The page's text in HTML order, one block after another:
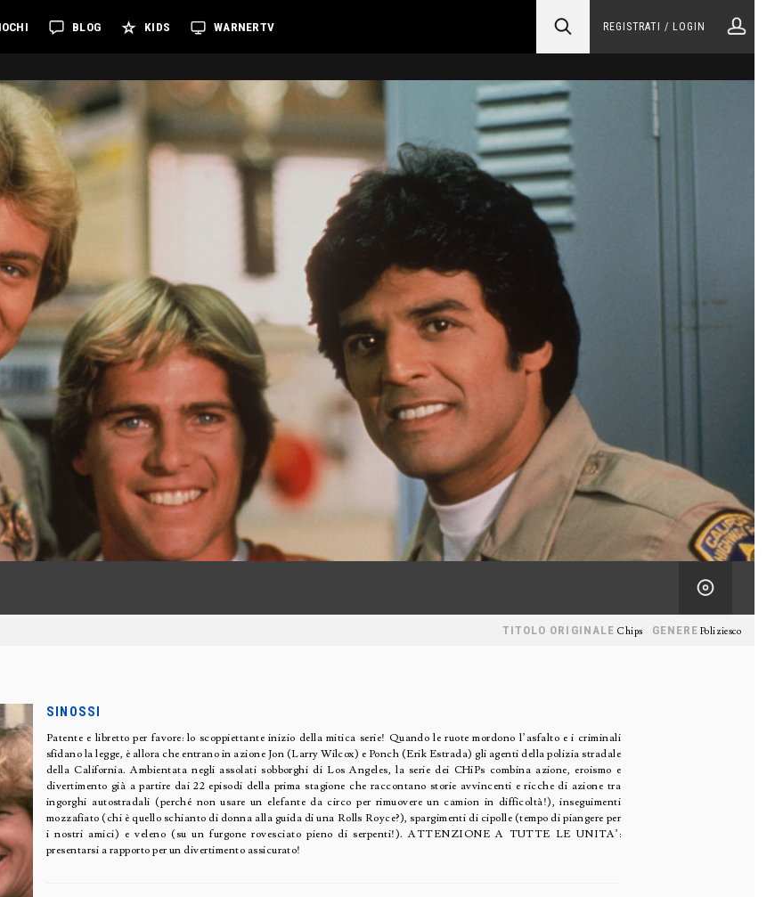
BLOG KIDS WARNERTV REGISTRATI / LOGIN
GENERE Poliziesco
TITOLO ORIGINALE Chips
SINOSSI
Patente e libretto per favore: lo scoppiettante inizio della mitica serie! Quando le ruote mordono l’asfalto e i criminali
sfidano la legge, è allora che entrano in azione Jon (Larry Wilcox) e Ponch (Erik Estrada) gli agenti della polizia stradale
della California. Ambientata negli assolati sobborghi di Los Angeles, la serie dei CHiPs combina azione, eroismo e
divertimento già a partire dai 22 episodi della prima stagione che raccontano storie avvincenti e ricche di azione tra
ingorghi autostradali (perché non usare un elefante da circo per rimuovere un camion in difficoltà!), inseguimenti
mozzafiato (chi è quello schianto di donna alla guida di una Rolls Royce?), spargimenti di cipolle (tempo di piangere per
i nostri amici) e veleno (su un furgone rovesciato pieno di serpenti!). ATTENZIONE A TUTTE LE UNITA’:
presentarsi a rapporto per un divertimento assicurato!